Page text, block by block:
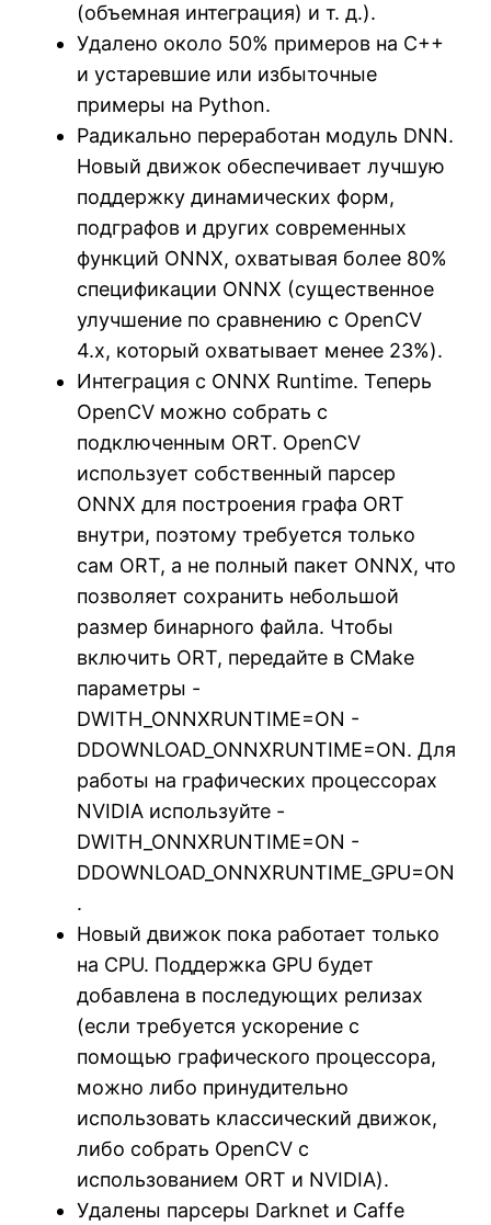
(объемная интеграция) и т. д.).
Удалено около 50% примеров на C++
и устаревшие или избыточные
примеры на Python.
Радикально переработан модуль DNN.
Новый движок обеспечивает лучшую
поддержку динамических форм,
подграфов и других современных
функций ONNX, охватывая более 80%
спецификации ONNX (существенное
улучшение по сравнению с OpenCV
4.x, который охватывает менее 23%).
Интеграция с ONNX Runtime. Теперь
OpenCV можно собрать с
подключенным ORT. OpenCV
использует собственный парсер
ONNX для построения графа ORT
внутри, поэтому требуется только
сам ORT, а не полный пакет ONNX, что
позволяет сохранить небольшой
размер бинарного файла. Чтобы
включить ORT, передайте в CMake
параметры -
DWITH_ONNXRUNTIME=ON -
DDOWNLOAD_ONNXRUNTIME=ON. Для
работы на графических процессорах
NVIDIA используйте -
DWITH_ONNXRUNTIME=ON -
DDOWNLOAD_ONNXRUNTIME_GPU=ON
.
Новый движок пока работает только
на CPU. Поддержка GPU будет
добавлена ​​в последующих релизах
(если требуется ускорение с
помощью графического процессора,
можно либо принудительно
использовать классический движок,
либо собрать OpenCV с
использованием ORT и NVIDIA).
Удалены парсеры Darknet и Caffe